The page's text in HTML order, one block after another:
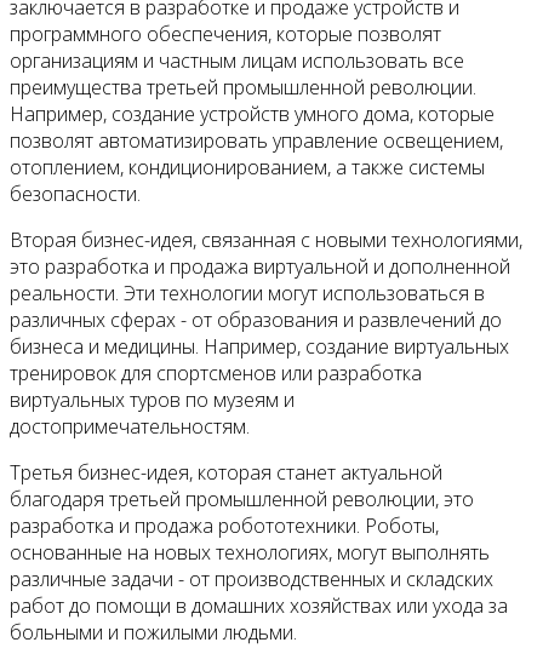
заключается в разработке и продаже устройств и
программного обеспечения, которые позволят
организациям и частным лицам использовать все
преимущества третьей промышленной революции.
Например, создание устройств умного дома, которые
позволят автоматизировать управление освещением,
отоплением, кондиционированием, а также системы
безопасности.
Вторая бизнес-идея, связанная с новыми технологиями,
это разработка и продажа виртуальной и дополненной
реальности. Эти технологии могут использоваться в
различных сферах - от образования и развлечений до
бизнеса и медицины. Например, создание виртуальных
тренировок для спортсменов или разработка
виртуальных туров по музеям и
достопримечательностям.
Третья бизнес-идея, которая станет актуальной
благодаря третьей промышленной революции, это
разработка и продажа робототехники. Роботы,
основанные на новых технологиях, могут выполнять
различные задачи - от производственных и складских
работ до помощи в домашних хозяйствах или ухода за
больными и пожилыми людьми.